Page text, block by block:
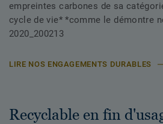
empreintes carbones de sa
cycle de vie* *comme le démontre
2020_200213
LIRE NOS ENGAGEMENTS DURABLES
Recyclable en fin